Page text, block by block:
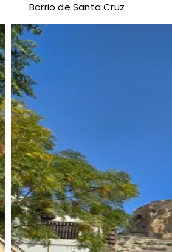
Barrio de Santa Cruz